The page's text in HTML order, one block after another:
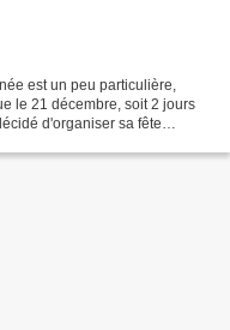
est un peu particulière,
le 21 décembre, soit 2 jours
d'organiser sa fête